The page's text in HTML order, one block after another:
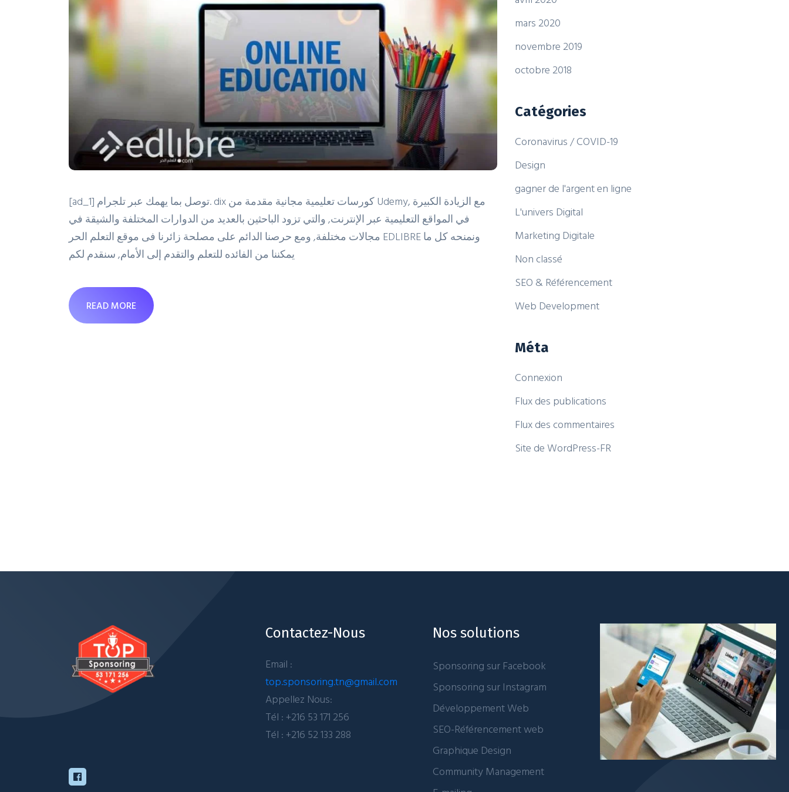
[ad_1] توصل بما يهمك عبر تلجرام. dix كورسات تعليمية مجانية مقدمة من Udemy, مع الزيادة الكبيرة
في المواقع التعليمية عبر الإنترنت, والتي تزود الباحثين بالعديد من الدوارات المختلفة والشيقة في
مجالات مختلفة, ومع حرصنا الدائم على مصلحة زائرنا فى موقع التعلم الحر EDLIBRE ونمنحه كل ما
يمكننا من الفائده للتعلم والتقدم إلى الأمام, سنقدم لكم
READ MORE
mars 2020
novembre 2019
octobre 2018
Catégories
Coronavirus / COVID-19
Design
gagner de l'argent en ligne
L'univers Digital
Marketing Digitale
Non classé
SEO & Référencement
Web Development
Méta
Connexion
Flux des publications
Flux des commentaires
Site de WordPress-FR
Contactez-Nous
Email :
top.sponsoring.tn@gmail.com
Appellez Nous:
Tél : +216 53 171 256
Tél : +216 52 133 288
Nos solutions
Sponsoring sur Facebook
Sponsoring sur Instagram
Développement Web
SEO-Référencement web
Graphique Design
Community Management